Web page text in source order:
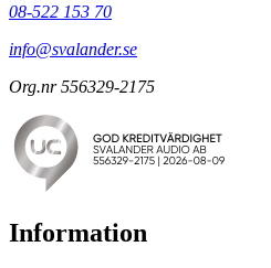
08-522 153 70
info@svalander.se
Org.nr 556329-2175
Information